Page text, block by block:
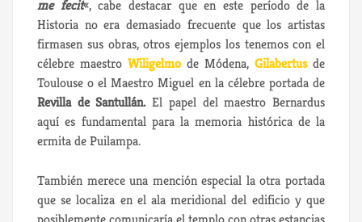
me fecit«, cabe destacar que en este período de la
Historia no era demasiado frecuente que los artistas
firmasen sus obras, otros ejemplos los tenemos con el
célebre maestro Wiligelmo de Módena, Gilabertusde
Toulouse o el Maestro Miguel en la célebre portada de
Revilla de Santullán.El papel del maestro Bernardus
aquí es fundamental para la memoria histórica de la
ermita de Puilampa.
También merece una mención especial la otra portada
que se localiza en el ala meridional del edificio y que